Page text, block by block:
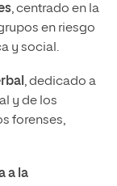
, centrado en la
en riesgo
y social.
, dedicado a
y de los
forenses,
a la